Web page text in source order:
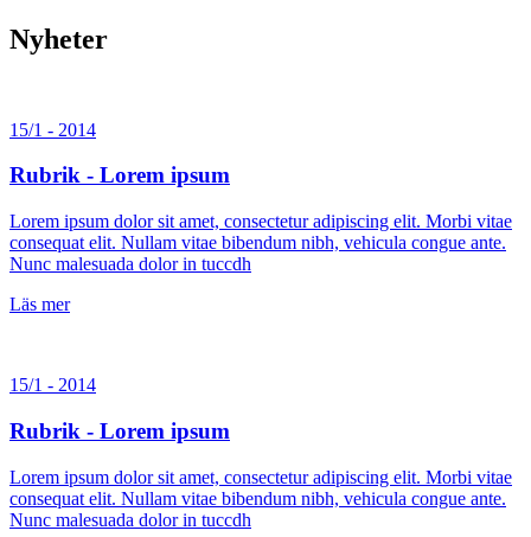
Nyheter
15/1 - 2014
Rubrik - Lorem ipsum
Lorem ipsum dolor sit amet, consectetur adipiscing elit. Morbi vitae
consequat elit. Nullam vitae bibendum nibh, vehicula congue ante.
Nunc malesuada dolor in tuccdh
Läs mer
15/1 - 2014
Rubrik - Lorem ipsum
Lorem ipsum dolor sit amet, consectetur adipiscing elit. Morbi vitae
consequat elit. Nullam vitae bibendum nibh, vehicula congue ante.
Nunc malesuada dolor in tuccdh